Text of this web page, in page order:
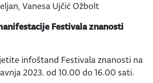
Vanesa Ujčić Ožbolt
Festivala znanosti
infoštand Festivala znanosti na
2023. od 10.00 do 16.00 sati.